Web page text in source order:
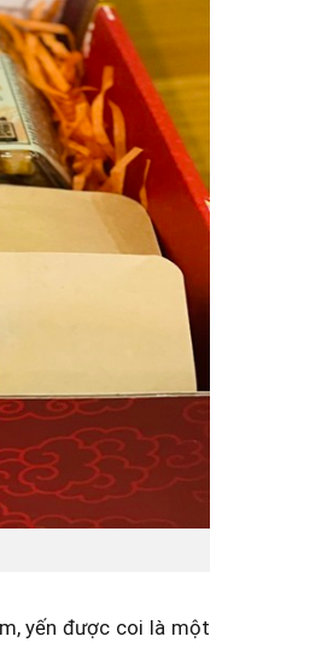
yến được coi là một